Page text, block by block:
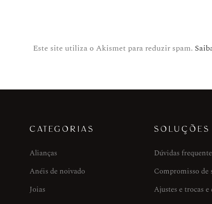
Este site utiliza o Akismet para reduzir spam.
CATEGORIAS
Alianças
Anéis de noivado
Joias
SOLUÇÕES
Dúvidas
Compromisso de
Ajustes e trocas e